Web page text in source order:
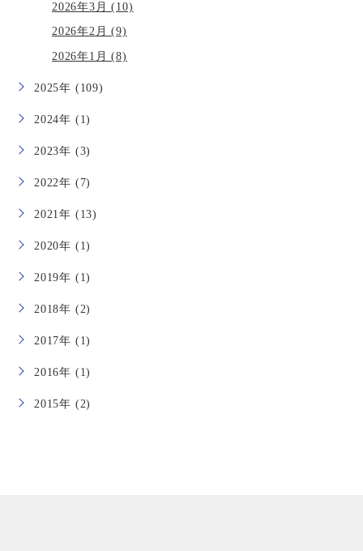
2026年3月 (10)
2026年2月 (9)
2026年1月 (8)
2025年 (109)
2024年 (1)
2023年 (3)
2022年 (7)
2021年 (13)
2020年 (1)
2019年 (1)
2018年 (2)
2017年 (1)
2016年 (1)
2015年 (2)